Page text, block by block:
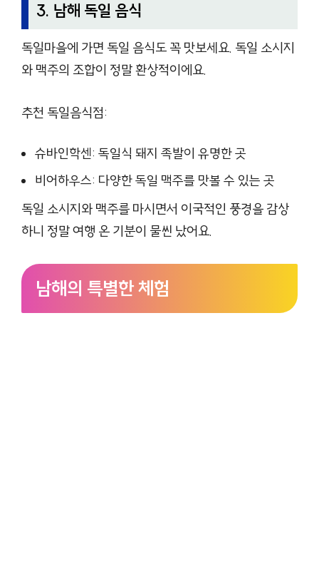
3. 남해 독일 음식
독일마을에 가면 독일 음식도 꼭 맛보세요. 독일 소시지
와 맥주의 조합이 정말 환상적이에요.
추천 독일음식점:
슈바인학센: 독일식 돼지 족발이 유명한 곳
비어하우스: 다양한 독일 맥주를 맛볼 수 있는 곳
독일 소시지와 맥주를 마시면서 이국적인 풍경을 감상
하니 정말 여행 온 기분이 물씬 났어요.
남해의 특별한 체험